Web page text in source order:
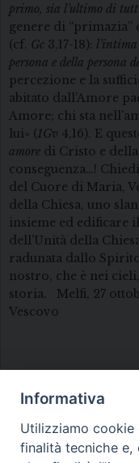
primo, sia l’ultimo di
genere di “primazia”
(cf. Gc 3,17-18):
persona e della persona
percezione e la
abitato dall’Amore
Amore; chi sta
lui» (1Gv 4,16). E
amore di Cristo e
conseguenza…!
del Cuore di Maria,
della Chiesa, uno
insieme ed edificare
dell’Unità della
radunata dallo
nostro, che è nei
storia. Melfi, 27
Vescovo
Informativa
Utilizziamo
finalità tecniche e,